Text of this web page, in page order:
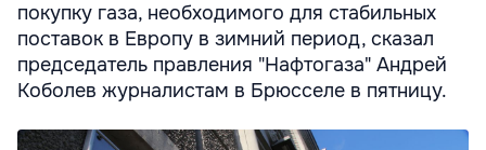
покупку газа, необходимого для стабильных
поставок в Европу в зимний период, сказал
председатель правления "Нафтогаза" Андрей
Коболев журналистам в Брюсселе в пятницу.